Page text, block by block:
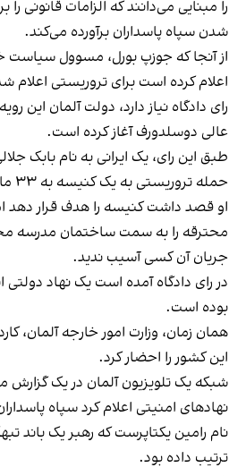
را مبنایی می‌دانند که الزامات قانونی را
شدن سپاه پاسداران برآورده می‌کند.
از آنجا که جوزپ بورل، مسوول سیاست
اعلام کرده است برای تروریستی اعلام
رای دادگاه نیاز دارد، دولت آلمان این
عالی دوسلدورف آغاز کرده است.
طبق این رای، یک ایرانی به نام بابک
حمله تروریستی به یک کنیسه به ۳۳ ماه زندان محکوم شد.
او قصد داشت کنیسه را هدف قرار دهد
محترقه را به سمت ساختمان مدرسه
جریان آن کسی آسیب ندید.
در رای دادگاه آمده است یک نهاد دولتی
بوده است.
همان زمان، وزارت امور خارجه آلمان،
این کشور را احضار کرد.
شبکه یک تلویزیون آلمان در یک گزارش
نهادهای امنیتی اعلام کرد سپاه
نام رامین یکتاپرست که رهبر یک باند
ترتیب داده بود.